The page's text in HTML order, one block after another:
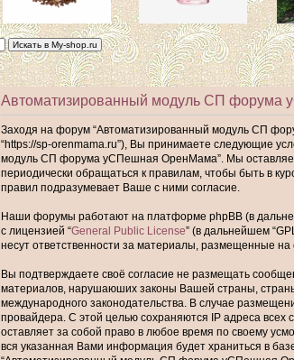
Автоматизированный модуль СП форума
Заходя на форум “Автоматизированный модуль СП
“https://sp-orenmama.ru”), Вы принимаете следующие
модуль СП форума уСПешная ОренМама”. Мы
периодически обращаться к правилам, чтобы быть в
правил подразумевает Ваше с ними согласие.
Наши форумы работают на платформе phpBB (в
с лицензией “General Public License” (в дальнейшем
несут ответственности за материалы, размещенные
Вы подтверждаете своё согласие не размещать
материалов, нарушаюших законы Вашей страны,
международного законодательства. В случае
провайдера. С этой целью сохраняются IP адреса
оставляет за собой право в любое время по своему
вся указанная Вами информация будет храниться в